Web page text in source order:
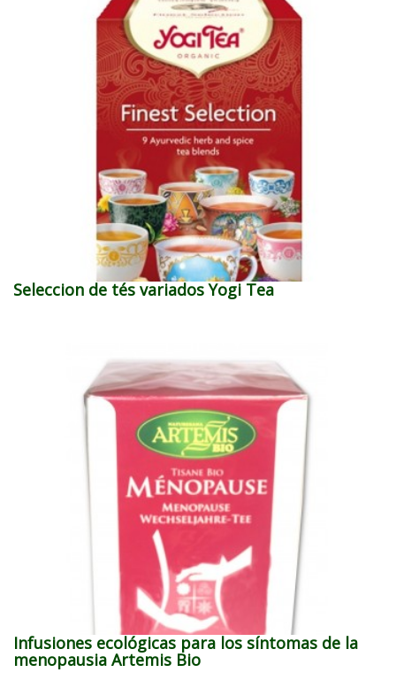
Seleccion de tés variados Yogi Tea
Infusiones ecológicas para los síntomas de la
menopausia Artemis Bio